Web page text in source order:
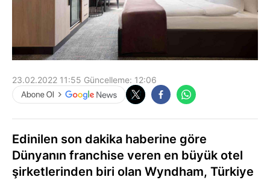
23.02.2022 11:55 Güncelleme: 12:06
Edinilen son dakika haberine göre
Dünyanın franchise veren en büyük otel
şirketlerinden biri olan Wyndham, Türkiye